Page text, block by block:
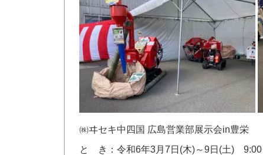
㈱ヰセキ中四国 広島営業部展示会in豊栄
と き：令和6年3月7日(木)～9日(土) 9:00